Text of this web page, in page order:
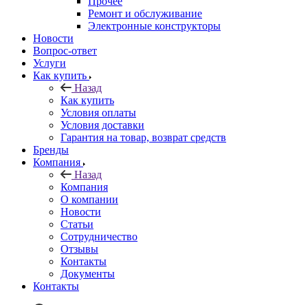
Ремонт и обслуживание
Электронные конструкторы
Новости
Вопрос-ответ
Услуги
Как купить
Назад
Как купить
Условия оплаты
Условия доставки
Гарантия на товар, возврат средств
Бренды
Компания
Назад
Компания
О компании
Новости
Статьи
Сотрудничество
Отзывы
Контакты
Документы
Контакты